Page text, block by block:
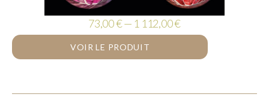
73,00 € — 1 112,00 €
VOIR LE PRODUIT